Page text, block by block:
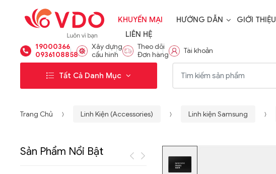
KHUYẾN MẠI HƯỚNG DẪN GIỚI THIỆU
LIÊN HỆ
19000366
0936108858
Xây dựng
cấu hình
Theo dõi
Đơn hàng
Tài khoản
Tất Cả Danh Mục
Trang Chủ Linh Kiện (Accessories) Linh kiện Samsung
Sản Phẩm Nổi Bật